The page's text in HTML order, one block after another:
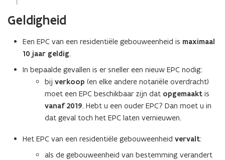
Geldigheid
Een EPC van een residentiële gebouweenheid is maximaal
10 jaar geldig.
In bepaalde gevallen is er sneller een nieuw EPC nodig:
bij verkoop (en elke andere notariële overdracht)
moet een EPC beschikbaar zijn dat opgemaakt is
vanaf 2019. Hebt u een ouder EPC? Dan moet u in
dat geval toch het EPC laten vernieuwen.
Het EPC van een residentiële gebouweenheid vervalt:
als de gebouweenheid van bestemming verandert